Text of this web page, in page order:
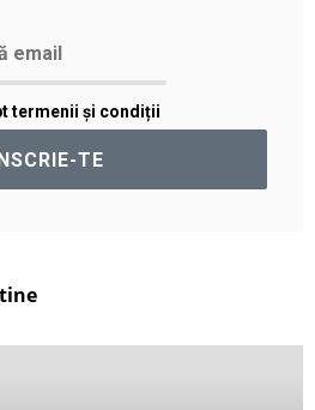
termenii și condiții